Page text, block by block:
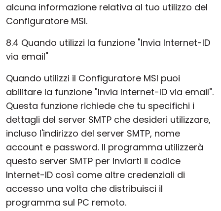
alcuna informazione relativa al tuo utilizzo del
Configuratore MSI.
8.4 Quando utilizzi la funzione "Invia Internet-ID
via email"
Quando utilizzi il Configuratore MSI puoi
abilitare la funzione "Invia Internet-ID via email".
Questa funzione richiede che tu specifichi i
dettagli del server SMTP che desideri utilizzare,
incluso l'indirizzo del server SMTP, nome
account e password. Il programma utilizzerà
questo server SMTP per inviarti il codice
Internet-ID così come altre credenziali di
accesso una volta che distribuisci il
programma sul PC remoto.